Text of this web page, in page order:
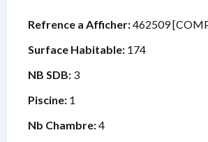
Refrence a Afficher:462509
Surface Habitable: 174
NB SDB: 3
Piscine: 1
Nb Chambre:4